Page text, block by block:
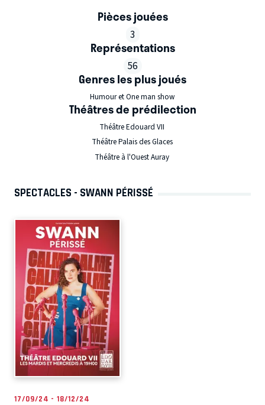
Pièces jouées
3
Représentations
56
Genres les plus joués
Humour et One man show
Théâtres de prédilection
Théâtre Edouard VII
Théâtre Palais des Glaces
Théâtre à l'Ouest Auray
SPECTACLES - SWANN PÉRISSÉ
17/09/24 - 18/12/24